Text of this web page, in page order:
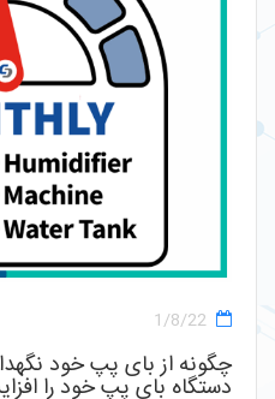
1/8/22
چگونه از بای پپ خود
دستگاه بای پپ خود را